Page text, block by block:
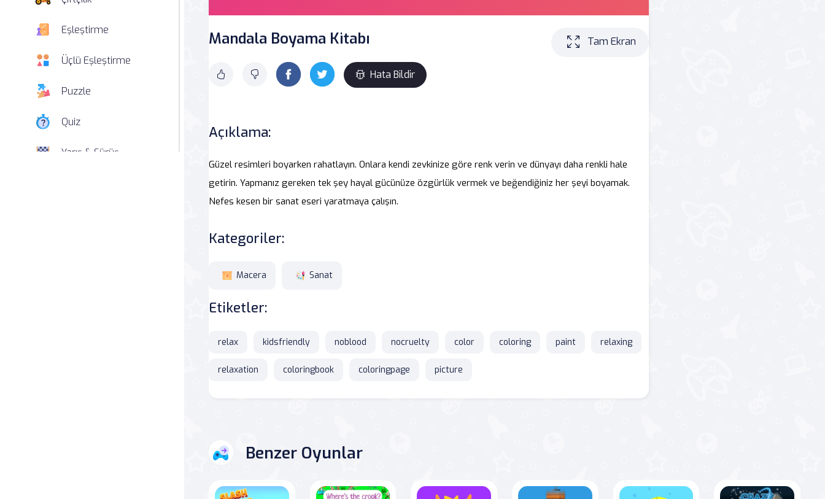
Eşleştirme
Üçlü Eşleştirme
Puzzle
Quiz
Yarış & Sürüş
Mandala Boyama Kitabı
Hata Bildir
Tam Ekran
Açıklama:
Güzel resimleri boyarken rahatlayın. Onlara kendi zevkinize göre renk verin ve dünyayı daha renkli hale
getirin. Yapmanız gereken tek şey hayal gücünüze özgürlük vermek ve beğendiğiniz her şeyi boyamak.
Nefes kesen bir sanat eseri yaratmaya çalışın.
Kategoriler:
Macera Sanat
Etiketler:
relax kidsfriendly noblood nocruelty color coloring paint relaxing
relaxation coloringbook coloringpage picture
Benzer Oyunlar